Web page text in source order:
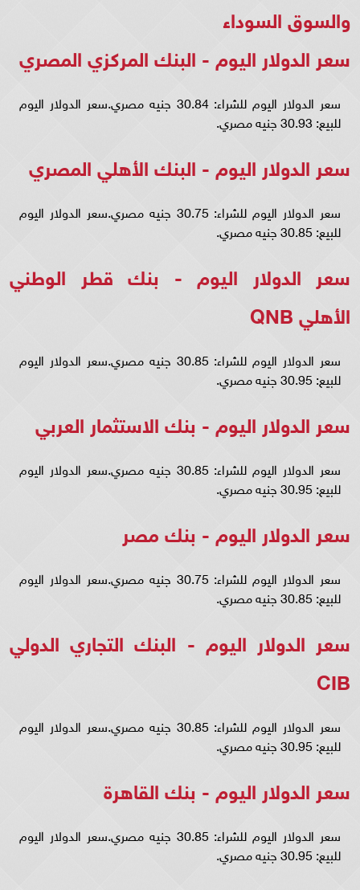
والسوق السوداء
سعر الدولار اليوم - البنك المركزي المصري
سعر الدولار اليوم للشراء: 30.84 جنيه مصري.سعر الدولار اليوم
للبيع: 30.93 جنيه مصري.
سعر الدولار اليوم - البنك الأهلي المصري
سعر الدولار اليوم للشراء: 30.75 جنيه مصري.سعر الدولار اليوم
للبيع: 30.85 جنيه مصري.
سعر الدولار اليوم - بنك قطر الوطني
الأهلي QNB
سعر الدولار اليوم للشراء: 30.85 جنيه مصري.سعر الدولار اليوم
للبيع: 30.95 جنيه مصري.
سعر الدولار اليوم - بنك الاستثمار العربي
سعر الدولار اليوم للشراء: 30.85 جنيه مصري.سعر الدولار اليوم
للبيع: 30.95 جنيه مصري.
سعر الدولار اليوم - بنك مصر
سعر الدولار اليوم للشراء: 30.75 جنيه مصري.سعر الدولار اليوم
للبيع: 30.85 جنيه مصري.
سعر الدولار اليوم - البنك التجاري الدولي
CIB
سعر الدولار اليوم للشراء: 30.85 جنيه مصري.سعر الدولار اليوم
للبيع: 30.95 جنيه مصري.
سعر الدولار اليوم - بنك القاهرة
سعر الدولار اليوم للشراء: 30.85 جنيه مصري.سعر الدولار اليوم
للبيع: 30.95 جنيه مصري.